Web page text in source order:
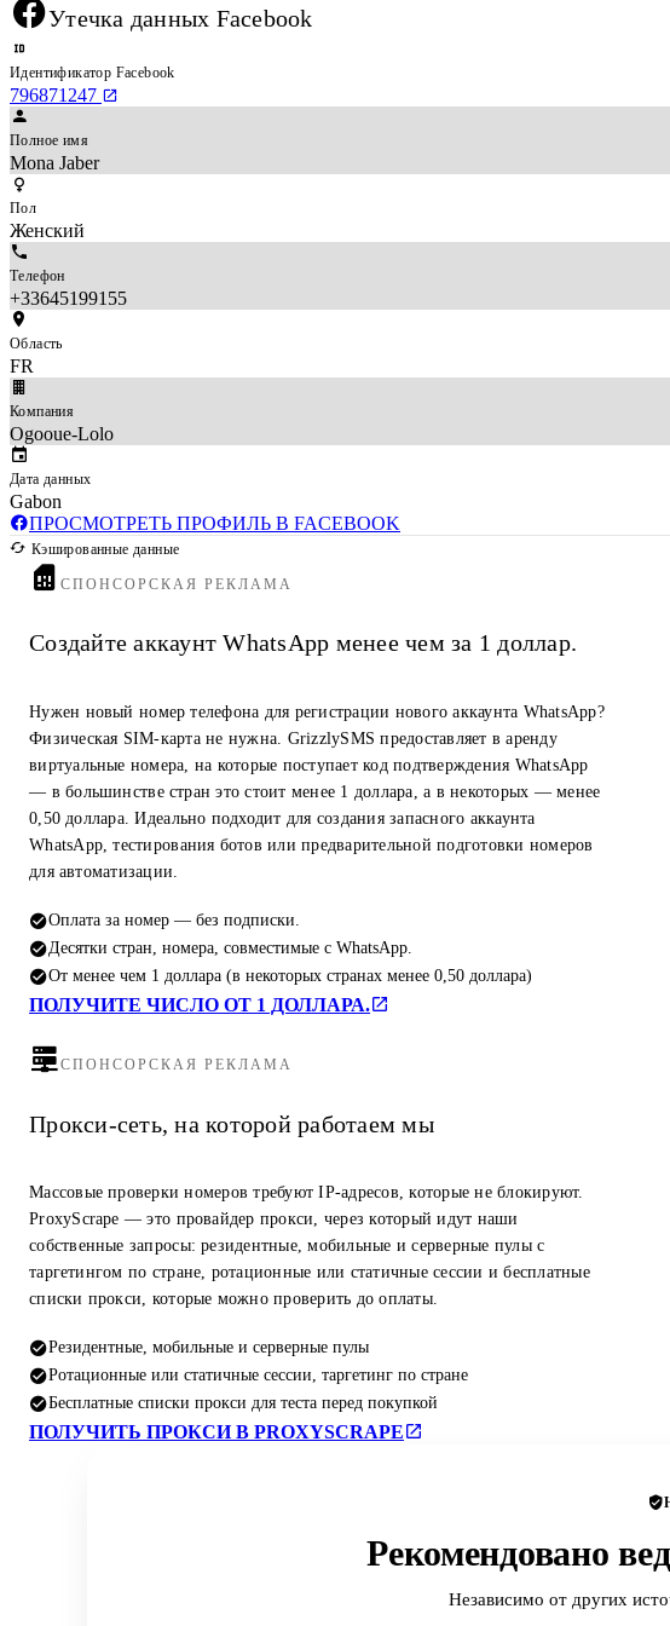
Утечка данных Facebook
Идентификатор Facebook
796871247
Полное имя
Mona Jaber
Пол
Женский
Телефон
+33645199155
Область
FR
Компания
Ogooue-Lolo
Дата данных
Gabon
ПРОСМОТРЕТЬ ПРОФИЛЬ В FACEBOOK
Кэшированные данные
СПОНСОРСКАЯ РЕКЛАМА
Создайте аккаунт WhatsApp менее чем за 1 доллар.
Нужен новый номер телефона для регистрации нового аккаунта WhatsApp?
Физическая SIM-карта не нужна. GrizzlySMS предоставляет в аренду
виртуальные номера, на которые поступает код подтверждения WhatsApp
— в большинстве стран это стоит менее 1 доллара, а в некоторых — менее
0,50 доллара. Идеально подходит для создания запасного аккаунта
WhatsApp, тестирования ботов или предварительной подготовки номеров
для автоматизации.
Оплата за номер — без подписки.
Десятки стран, номера, совместимые с WhatsApp.
От менее чем 1 доллара (в некоторых странах менее 0,50 доллара)
ПОЛУЧИТЕ ЧИСЛО ОТ 1 ДОЛЛАРА.
СПОНСОРСКАЯ РЕКЛАМА
Прокси-сеть, на которой работаем мы
Массовые проверки номеров требуют IP-адресов, которые не блокируют.
ProxyScrape — это провайдер прокси, через который идут наши
собственные запросы: резидентные, мобильные и серверные пулы с
таргетингом по стране, ротационные или статичные сессии и бесплатные
списки прокси, которые можно проверить до оплаты.
Резидентные, мобильные и серверные пулы
Ротационные или статичные сессии, таргетинг по стране
Бесплатные списки прокси для теста перед покупкой
ПОЛУЧИТЬ ПРОКСИ В PROXYSCRAPE
Рекомендовано
Независимо от других